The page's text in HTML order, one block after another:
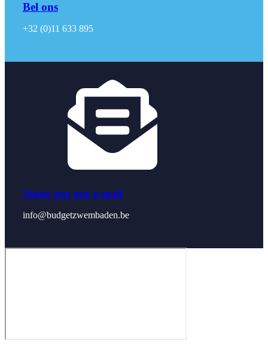
Bel ons
+32 (0)11 633 895
Stuur ons een e-mail
info@budgetzwembaden.be